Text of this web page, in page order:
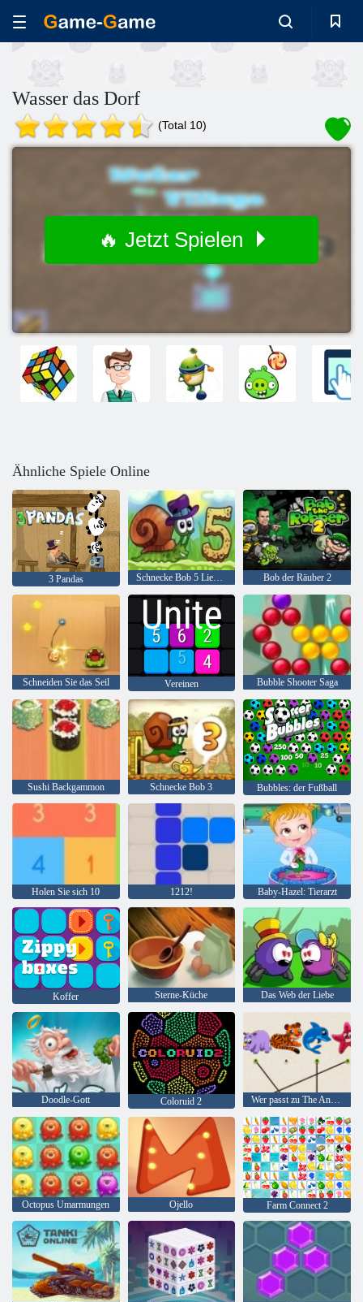
Wasser das Dorf
(Total 10)
🔥 Jetzt Spielen
Ähnliche Spiele Online
3 Pandas Schnecke Bob 5 Liebesgeschichte Bob der Räuber 2
Schneiden Sie das Seil Vereinen Bubble Shooter Saga
Sushi Backgammon Schnecke Bob 3 Bubbles: der Fußball
Holen Sie sich 10 1212! Baby-Hazel: Tierarzt
Koffer Sterne-Küche Das Web der Liebe
Doodle-Gott Coloruid 2 Wer passt zu The Animal
Octopus Umarmungen Ojello Farm Connect 2